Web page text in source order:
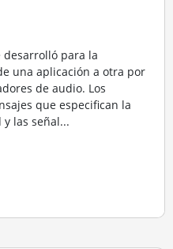
desarrolló para la
una aplicación a otra por
de audio. Los
que especifican la
las señal...